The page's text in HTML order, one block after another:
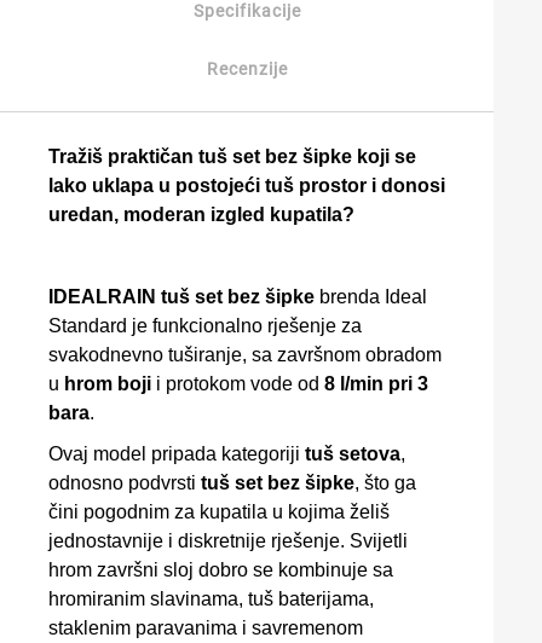
Specifikacije
Recenzije
Tražiš praktičan tuš set bez šipke koji se
lako uklapa u postojeći tuš prostor i donosi
uredan, moderan izgled kupatila?
IDEALRAIN tuš set bez šipke brenda Ideal
Standard je funkcionalno rješenje za
svakodnevno tuširanje, sa završnom obradom
u hrom boji i protokom vode od 8 l/min pri 3
bara.
Ovaj model pripada kategoriji tuš setova,
odnosno podvrsti tuš set bez šipke, što ga
čini pogodnim za kupatila u kojima želiš
jednostavnije i diskretnije rješenje. Svijetli
hrom završni sloj dobro se kombinuje sa
hromiranim slavinama, tuš baterijama,
staklenim paravanima i savremenom